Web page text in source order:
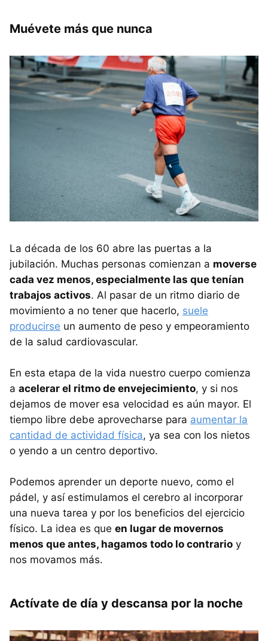
Muévete más que nunca
La década de los 60 abre las puertas a la
jubilación. Muchas personas comienzan a moverse
cada vez menos, especialmente las que tenían
trabajos activos. Al pasar de un ritmo diario de
movimiento a no tener que hacerlo, suele
producirse un aumento de peso y empeoramiento
de la salud cardiovascular.
En esta etapa de la vida nuestro cuerpo comienza
a acelerar el ritmo de envejecimiento, y si nos
dejamos de mover esa velocidad es aún mayor. El
tiempo libre debe aprovecharse para aumentar la
cantidad de actividad física, ya sea con los nietos
o yendo a un centro deportivo.
Podemos aprender un deporte nuevo, como el
pádel, y así estimulamos el cerebro al incorporar
una nueva tarea y por los beneficios del ejercicio
físico. La idea es que en lugar de movernos
menos que antes, hagamos todo lo contrario y
nos movamos más.
Actívate de día y descansa por la noche